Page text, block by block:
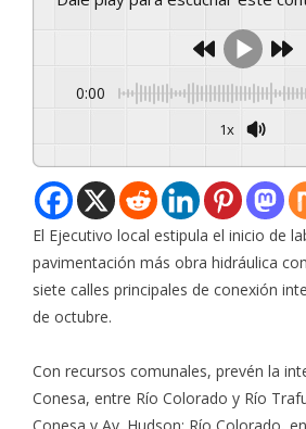
0:00
1x
El Ejecutivo local estipula el inicio de
pavimentación más obra hidráulica
siete calles principales de conexión
de octubre.
Con recursos comunales, prevén la
Conesa, entre Río Colorado y Río